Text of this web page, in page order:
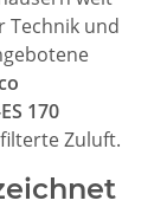
und
170
Zuluft.